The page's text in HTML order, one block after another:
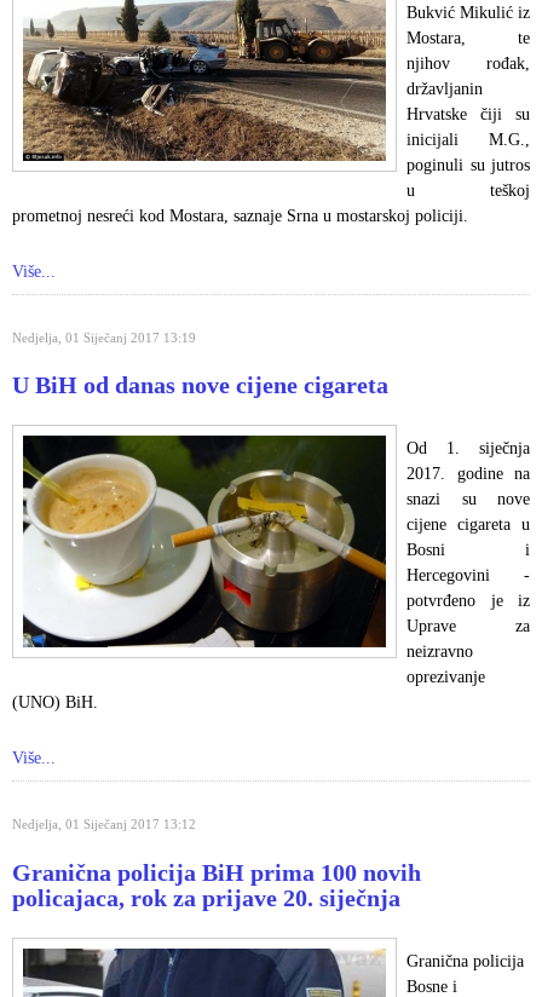
Bukvić Mikulić iz
Mostara, te
njihov rođak,
državljanin
Hrvatske čiji su
inicijali M.G.,
poginuli su jutros
u teškoj
prometnoj nesreći kod Mostara, saznaje Srna u mostarskoj policiji.
Više...
Nedjelja, 01 Siječanj 2017 13:19
U BiH od danas nove cijene cigareta
Od 1. siječnja
2017. godine na
snazi su nove
cijene cigareta u
Bosni i
Hercegovini -
potvrđeno je iz
Uprave za
neizravno
oprezivanje
(UNO) BiH.
Više...
Nedjelja, 01 Siječanj 2017 13:12
Granična policija BiH prima 100 novih
policajaca, rok za prijave 20. siječnja
Granična policija
Bosne i